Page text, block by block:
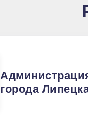
города